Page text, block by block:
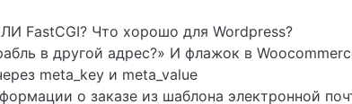
FastCGI? Что хорошо для Wordpress?
в другой адрес?» И флажок в
meta_key и meta_value
о заказе из шаблона электронной